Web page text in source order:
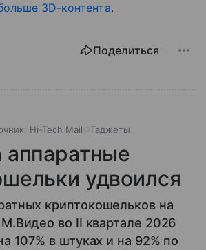
3D-контента.
Поделиться
Hi-Tech Mail Гаджеты
аппаратные
удвоился
криптокошельков на
во II квартале 2026
107% в штуках и на 92% по